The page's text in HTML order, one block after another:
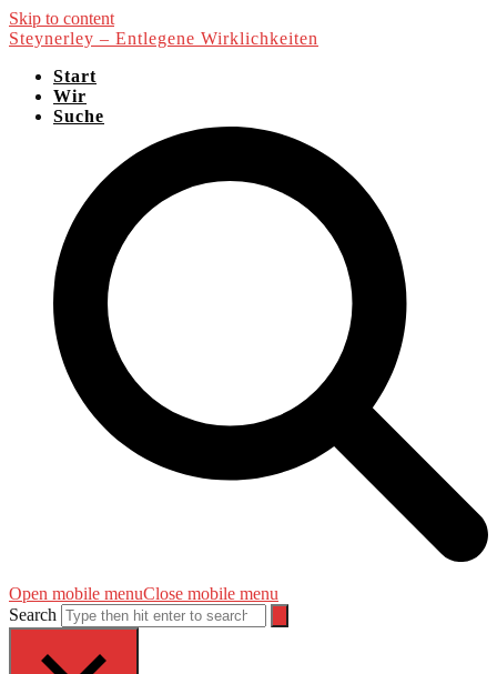
Skip to content
Steynerley – Entlegene Wirklichkeiten
Start
Wir
Suche
Open mobile menuClose mobile menu
Search